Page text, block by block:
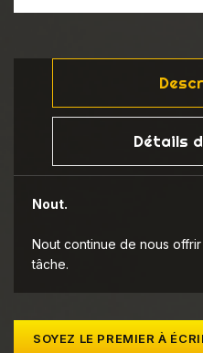
Détails
Nout.
Nout continue de nous
tâche.
SOYEZ LE PREMIER À